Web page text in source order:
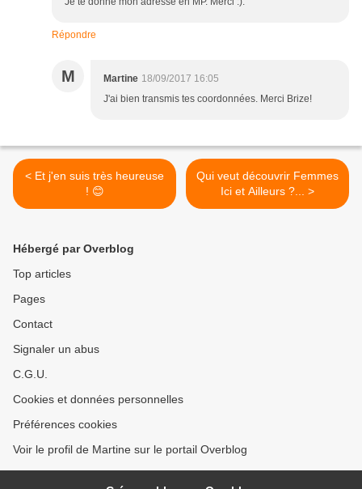
Répondre
M Martine 18/09/2017 16:05
J'ai bien transmis tes coordonnées. Merci Brize!
< Et j'en suis très heureuse
! 😊
Qui veut découvrir Femmes
Ici et Ailleurs ?... >
Hébergé par Overblog
Top articles
Pages
Contact
Signaler un abus
C.G.U.
Cookies et données personnelles
Préférences cookies
Voir le profil de Martine sur le portail Overblog